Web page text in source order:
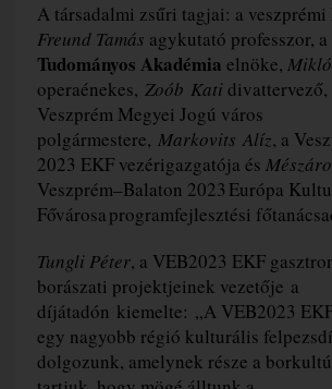
A társadalmi zsűri tagjai: a veszprémi
Freund Tamás agykutató professzor, a
Tudományos Akadémia elnöke,
operaénekes, Zoób Katidivattervező,
Veszprém Megyei Jogú város
polgármestere, Markovits Alíz, a
2023 EKF vezérigazgatója és
Veszprém–Balaton 2023 Európa
Fővárosa programfejlesztési
Tungli Péter, a VEB2023 EKF
borászati projektjeinek vezetője a
díjátadón kiemelte: „A VEB2023
egy nagyobb régió kulturális
dolgozunk, amelynek része a